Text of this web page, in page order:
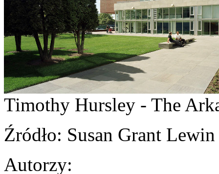
Timothy Hursley - The
Źródło: Susan Grant Lewin
Autorzy: